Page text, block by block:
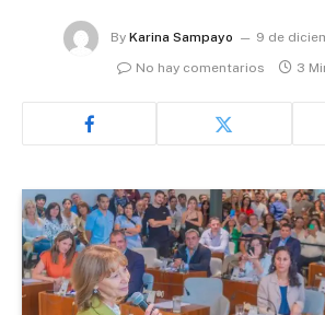
By Karina Sampayo
9 de
No hay comentarios
3